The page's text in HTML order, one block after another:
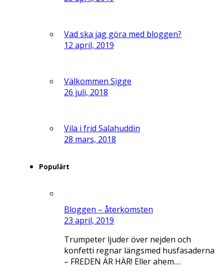
Vad ska jag göra med bloggen?
12 april, 2019
Välkommen Sigge
26 juli, 2018
Vila i frid Salahuddin
28 mars, 2018
Populärt
Bloggen – återkomsten
23 april, 2019
Trumpeter ljuder över nejden och
konfetti regnar längsmed husfasaderna
– FREDEN ÄR HÄR! Eller ahem.…